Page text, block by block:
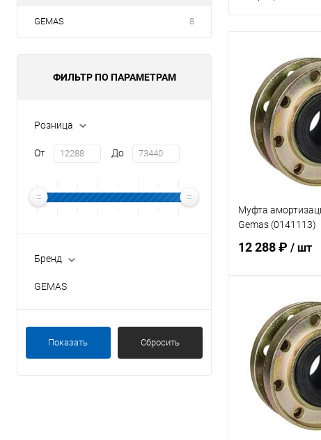
GEMAS 8
ФИЛЬТР ПО ПАРАМЕТРАМ
Розница
От До
Бренд
GEMAS
Показать Сбросить
Муфта
Gemas (0141113)
12 288 ₽ / шт
В
В избранное
К сравнению